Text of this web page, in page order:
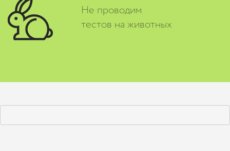
Не проводим
тестов на животных